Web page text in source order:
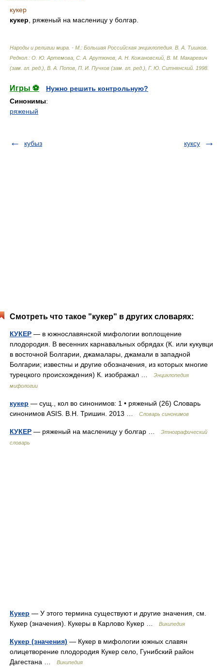
кукер
кукер , ряженый на масленицу у болгар.
Народы и религии мира. - М.: Большая Российская энциклопедия В. А. Тишков.
Редкол.: О. Ю. Артемова, С. А. Арутюнов, А. Н. Кожановский, В. М. Макаревич
(зам. гл. ред.), В. А. Попов, П. И. Пучков (зам. гл. ред.), Г. Ю. Ситнянский 1998
Игры ⚽
Нужно решить контрольную?
Синонимы:
ряженый
кубыз куксу
Смотреть что такое "кукер" в других словарях:
КУКЕР — в южнославянской мифологии воплощение
плодородия. В весенних карнавальных обрядах (К. или кукувци
в восточной Болгарии, джамалары, джамали в западной
Болгарии; известны и другие обозначения, из которых многие
турецкого происхождения) К. изображал …
Энциклопедия
мифологии
кукер — сущ., кол во синонимов: 1 • ряженый (26) Словарь
синонимов ASIS. В.Н. Тришин. 2013 …
Словарь синонимов
КУКЕР — ряженый на масленицу у болгар …
Этнографический
словарь
Кукер — У этого термина существуют и другие значения, см.
Кукер (значения). Кукеры в Карлово Кукер …
Википедия
Кукер (значения) — Кукер в мифологии южных славян
олицетворение плодородия Кукер село, Гунибский район
Дагестана …
Википедия